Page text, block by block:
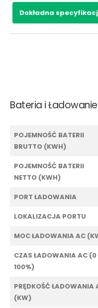
Dokładna
Bateria i Ładowanie
POJEMNOŚĆ BATERII
BRUTTO (KWH)
POJEMNOŚĆ BATERII
NETTO (KWH)
PORT ŁADOWANIA
LOKALIZACJA PORTU
MOC ŁADOWANIA AC
CZAS ŁADOWANIA AC
100%)
PRĘDKOŚĆ ŁADOWANIA
(KW)